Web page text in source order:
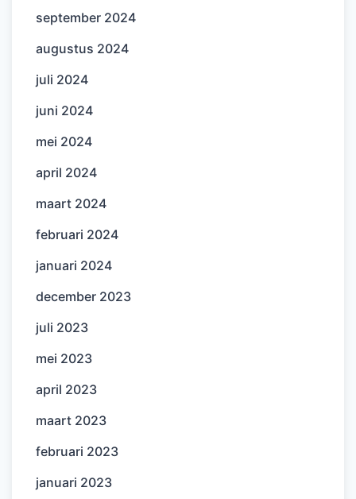
september 2024
augustus 2024
juli 2024
juni 2024
mei 2024
april 2024
maart 2024
februari 2024
januari 2024
december 2023
juli 2023
mei 2023
april 2023
maart 2023
februari 2023
januari 2023